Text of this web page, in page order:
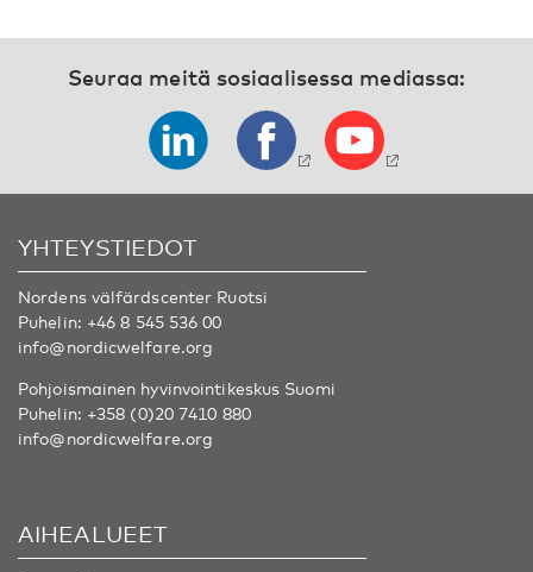
Seuraa meitä sosiaalisessa mediassa:
YHTEYSTIEDOT
Nordens välfärdscenter Ruotsi
Puhelin: +46 8 545 536 00
info@nordicwelfare.org
Pohjoismainen hyvinvointikeskus Suomi
Puhelin: +358 (0)20 7410 880
info@nordicwelfare.org
AIHEALUEET